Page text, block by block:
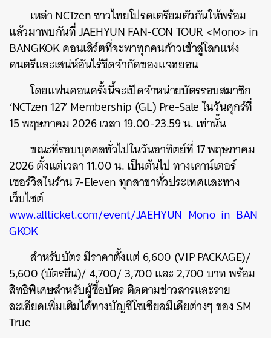
เหล่า NCTzen ชาวไทยโปรดเตรียมตัวกันให้พร้อม
แล้วมาพบกันที่ JAEHYUN FAN-CON TOUR <Mono> in
BANGKOK คอนเสิร์ตที่จะพาทุกคนก้าวเข้าสู่โลกแห่ง
ดนตรีและเสน่ห์อันไร้ขีดจำกัดของแจฮยอน
โดยแฟนคอนครั้งนี้จะเปิดจำหน่ายบัตรรอบสมาชิก
‘NCTzen 127’ Membership (GL) Pre-Sale ในวันศุกร์ที่
15 พฤษภาคม 2026 เวลา 19.00-23.59 น. เท่านั้น
ขณะที่รอบบุคคลทั่วไปในวันอาทิตย์ที่ 17 พฤษภาคม
2026 ตั้งแต่เวลา 11.00 น. เป็นต้นไป ทางเคาน์เตอร์
เซอร์วิสในร้าน 7-Eleven ทุกสาขาทั่วประเทศและทาง
เว็บไซต์
www.allticket.com/event/JAEHYUN_Mono_in_BAN
GKOK
สำหรับบัตร มีราคาตั้งแต่ 6,600 (VIP PACKAGE)/
5,600 (บัตรยืน)/ 4,700/ 3,700 และ 2,700 บาท พร้อม
สิทธิพิเศษสำหรับผู้ซื้อบัตร ติดตามข่าวสารและราย
ละเอียดเพิ่มเติมได้ทางบัญชีโซเชียลมีเดียต่างๆ ของ SM
True
ค้นหา
SHARE TWEET LINE EMAIL